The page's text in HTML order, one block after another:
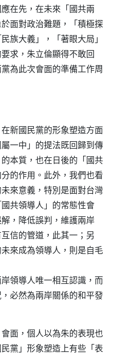
在先，在未來「國共兩
面對政治難題，「積極探
族大義」，「著眼大局」
求，朱立倫顯得不敢回
為此次會面的準備工作周
新國民黨的形象塑造方面
一中」的提法既回歸到傳
本質，也在日後的「國共
的作用。此外，我們也看
來意義，特別是面對台灣
共領導人」的常態性會
，降低誤判，維護兩岸
信的管道，此其一；另
來成為領導人，則是自毛
領導人唯一相互認識，而
必然為兩岸關係的和平發
面，個人以為朱的表現也
黨」形象塑造上有些「表